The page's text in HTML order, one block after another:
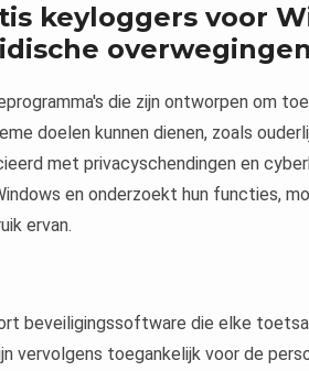
keyloggers voor
overwegingen
die zijn ontworpen om
doelen kunnen dienen, zoals
met privacyschendingen en
en onderzoekt hun functies,
ervan.
beveiligingssoftware die elke
vervolgens toegankelijk voor de